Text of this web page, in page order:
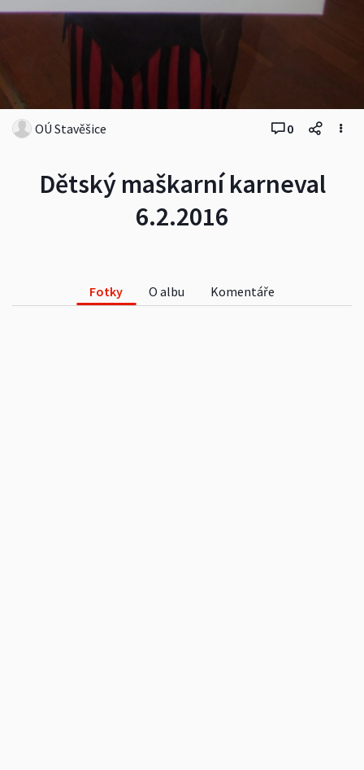
Dětský maškarní karneval
6.2.2016
OÚ Stavěšice 0
Fotky O albu Komentáře